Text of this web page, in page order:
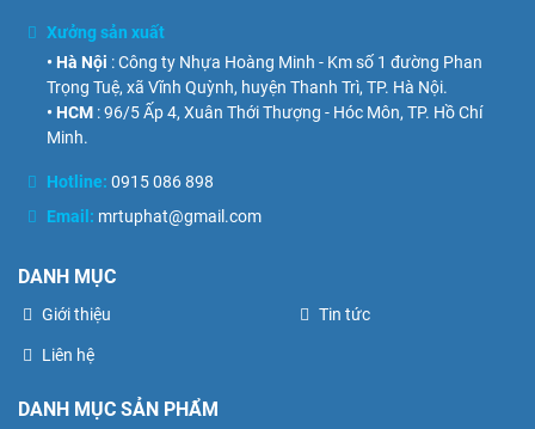
Xưởng sản xuất
• Hà Nội : Công ty Nhựa Hoàng Minh - Km số 1 đường Phan
Trọng Tuệ, xã Vĩnh Quỳnh, huyện Thanh Trì, TP. Hà Nội.
• HCM : 96/5 Ấp 4, Xuân Thới Thượng - Hóc Môn, TP. Hồ Chí
Minh.
Hotline: 0915 086 898
Email: mrtuphat@gmail.com
DANH MỤC
Giới thiệu
Liên hệ
Tin tức
DANH MỤC SẢN PHẨM